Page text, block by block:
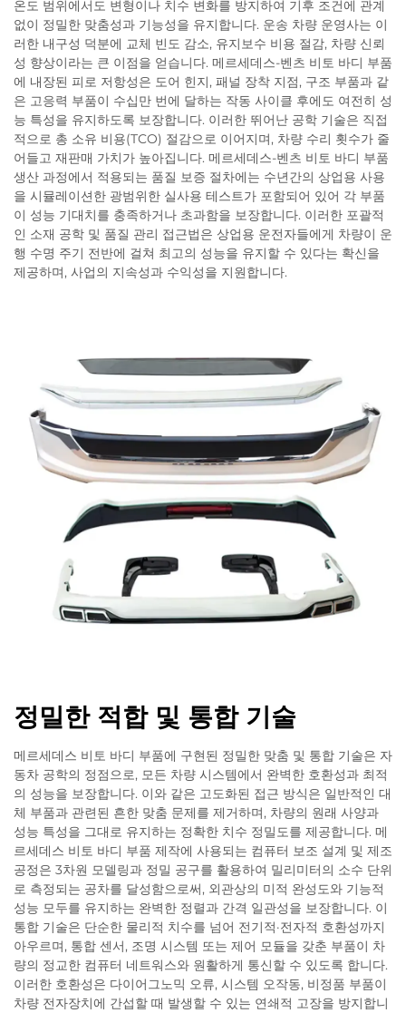
온도 범위에서도 변형이나 치수 변화를 방지하여 기후 조건에 관계
없이 정밀한 맞춤성과 기능성을 유지합니다. 운송 차량 운영사는 이
러한 내구성 덕분에 교체 빈도 감소, 유지보수 비용 절감, 차량 신뢰
성 향상이라는 큰 이점을 얻습니다. 메르세데스-벤츠 비토 바디 부품
에 내장된 피로 저항성은 도어 힌지, 패널 장착 지점, 구조 부품과 같
은 고응력 부품이 수십만 번에 달하는 작동 사이클 후에도 여전히 성
능 특성을 유지하도록 보장합니다. 이러한 뛰어난 공학 기술은 직접
적으로 총 소유 비용(TCO) 절감으로 이어지며, 차량 수리 횟수가 줄
어들고 재판매 가치가 높아집니다. 메르세데스-벤츠 비토 바디 부품
생산 과정에서 적용되는 품질 보증 절차에는 수년간의 상업용 사용
을 시뮬레이션한 광범위한 실사용 테스트가 포함되어 있어 각 부품
이 성능 기대치를 충족하거나 초과함을 보장합니다. 이러한 포괄적
인 소재 공학 및 품질 관리 접근법은 상업용 운전자들에게 차량이 운
행 수명 주기 전반에 걸쳐 최고의 성능을 유지할 수 있다는 확신을
제공하며, 사업의 지속성과 수익성을 지원합니다.
정밀한 적합 및 통합 기술
메르세데스 비토 바디 부품에 구현된 정밀한 맞춤 및 통합 기술은 자
동차 공학의 정점으로, 모든 차량 시스템에서 완벽한 호환성과 최적
의 성능을 보장합니다. 이와 같은 고도화된 접근 방식은 일반적인 대
체 부품과 관련된 흔한 맞춤 문제를 제거하며, 차량의 원래 사양과
성능 특성을 그대로 유지하는 정확한 치수 정밀도를 제공합니다. 메
르세데스 비토 바디 부품 제작에 사용되는 컴퓨터 보조 설계 및 제조
공정은 3차원 모델링과 정밀 공구를 활용하여 밀리미터의 소수 단위
로 측정되는 공차를 달성함으로써, 외관상의 미적 완성도와 기능적
성능 모두를 유지하는 완벽한 정렬과 간격 일관성을 보장합니다. 이
통합 기술은 단순한 물리적 치수를 넘어 전기적·전자적 호환성까지
아우르며, 통합 센서, 조명 시스템 또는 제어 모듈을 갖춘 부품이 차
량의 정교한 컴퓨터 네트워스와 원활하게 통신할 수 있도록 합니다.
이러한 호환성은 다이어그노믹 오류, 시스템 오작동, 비정품 부품이
차량 전자장치에 간섭할 때 발생할 수 있는 연쇄적 고장을 방지합니